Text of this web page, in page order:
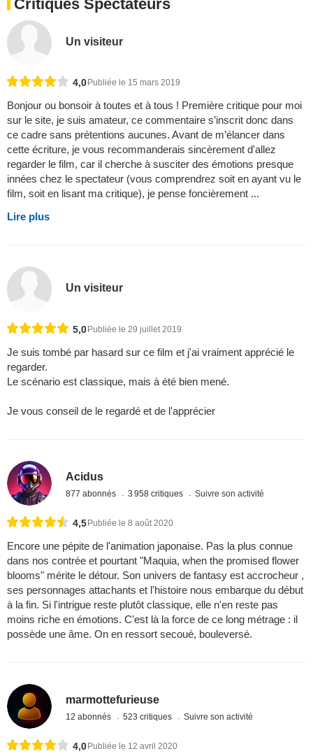
Critiques Spectateurs
Un visiteur
4,0 Publiée le 15 mars 2019
Bonjour ou bonsoir à toutes et à tous ! Première critique pour moi
sur le site, je suis amateur, ce commentaire s’inscrit donc dans
ce cadre sans prétentions aucunes. Avant de m’élancer dans
cette écriture, je vous recommanderais sincèrement d'allez
regarder le film, car il cherche à susciter des émotions presque
innées chez le spectateur (vous comprendrez soit en ayant vu le
film, soit en lisant ma critique), je pense foncièrement ...
Lire plus
Un visiteur
5,0Publiée le 29 juillet 2019
Je suis tombé par hasard sur ce film et j'ai vraiment apprécié le
regarder.
Le scénario est classique, mais à été bien mené.
Je vous conseil de le regardé et de l'apprécier
Acidus
877 abonnés 3 958 critiques Suivre son activité
4,5Publiée le 8 août 2020
Encore une pépite de l'animation japonaise. Pas la plus connue
dans nos contrée et pourtant "Maquia, when the promised flower
blooms" mérite le détour. Son univers de fantasy est accrocheur ,
ses personnages attachants et l'histoire nous embarque du début
à la fin. Si l'intrigue reste plutôt classique, elle n'en reste pas
moins riche en émotions. C'est là la force de ce long métrage : il
possède une âme. On en ressort secoué, bouleversé.
marmottefurieuse
12 abonnés 523 critiques Suivre son activité
4,0 Publiée le 12 avril 2020